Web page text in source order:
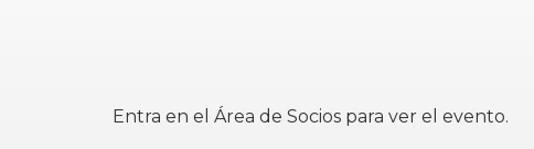
Entra en el Área de Socios para ver el evento.